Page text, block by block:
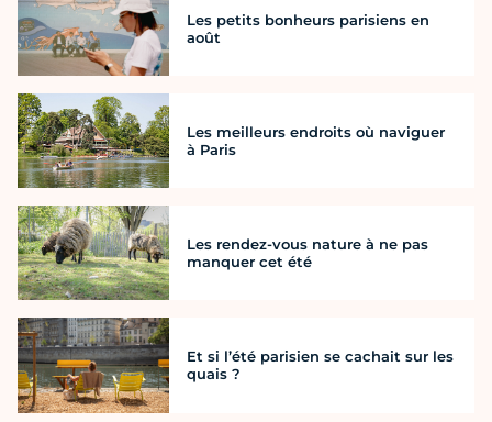
Les petits bonheurs parisiens en
août
Les meilleurs endroits où naviguer
à Paris
Les rendez-vous nature à ne pas
manquer cet été
Et si l’été parisien se cachait sur les
quais ?